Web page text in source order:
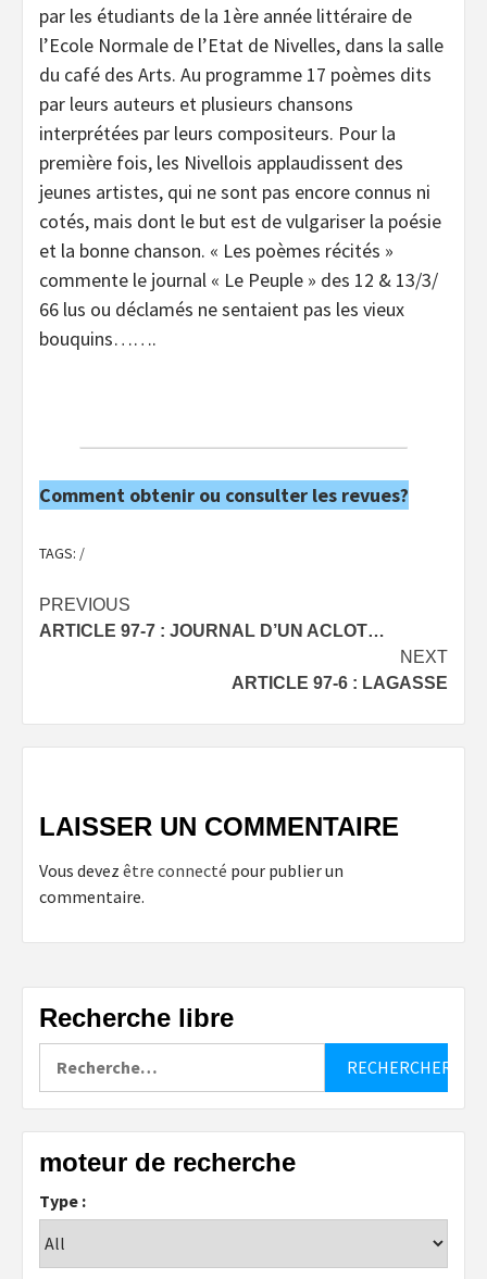
par les étudiants de la 1ère année littéraire de
l’Ecole Normale de l’Etat de Nivelles, dans la salle
du café des Arts. Au programme 17 poèmes dits
par leurs auteurs et plusieurs chansons
interprétées par leurs compositeurs. Pour la
première fois, les Nivellois applaudissent des
jeunes artistes, qui ne sont pas encore connus ni
cotés, mais dont le but est de vulgariser la poésie
et la bonne chanson. « Les poèmes récités »
commente le journal « Le Peuple » des 12 & 13/3/
66 lus ou déclamés ne sentaient pas les vieux
bouquins…….
Comment obtenir ou consulter les revues?
TAGS: /
Post
navigation
PREVIOUS
ARTICLE 97-7 : JOURNAL D’UN ACLOT…
NEXT
ARTICLE 97-6 : LAGASSE
LAISSER UN COMMENTAIRE
Vous devez être connecté pour publier un
commentaire.
Recherche libre
moteur de recherche
Type :